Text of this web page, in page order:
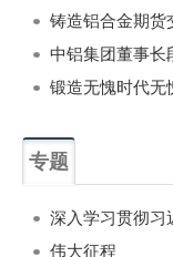
铸造铝合金期货
专题
深入学习贯彻习
伟大征程